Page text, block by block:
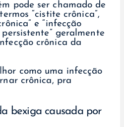
pode ser chamado de
“cistite crônica”,
e “infecção
geralmente
crônica da
como uma infecção
crônica, pra
bexiga causada por